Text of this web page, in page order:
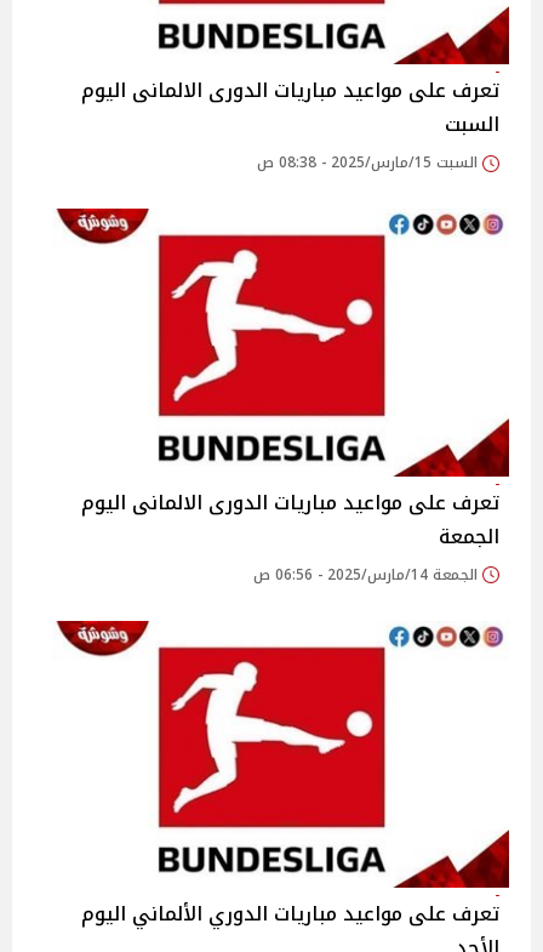
تعرف على مواعيد مباريات الدورى الالمانى اليوم
السبت
السبت 15/مارس/2025 - 08:38 ص
تعرف على مواعيد مباريات الدورى الالمانى اليوم
الجمعة
الجمعة 14/مارس/2025 - 06:56 ص
تعرف على مواعيد مباريات الدوري الألماني اليوم